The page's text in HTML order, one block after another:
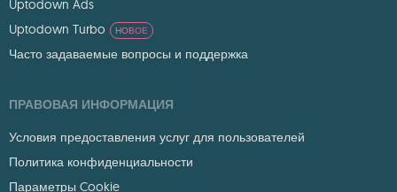
Uptodown Ads
Uptodown Turbo
НОВОЕ
Часто задаваемые вопросы и поддержка
ПРАВОВАЯ ИНФОРМАЦИЯ
Условия предоставления услуг для пользователей
Политика конфиденциальности
Параметры Cookie